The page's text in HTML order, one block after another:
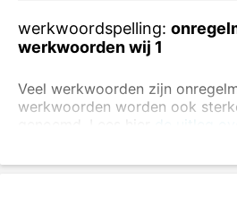
werkwoordspelling:
werkwoorden wij 1
Veel werkwoorden zijn
werkwoorden worden ook
maken over onregelmatige